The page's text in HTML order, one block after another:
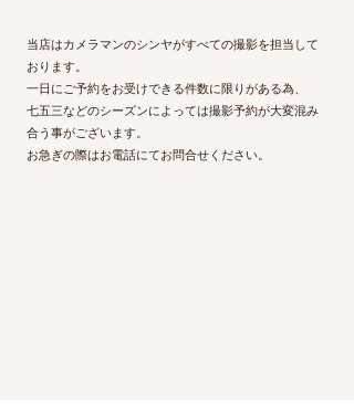
当店はカメラマンのシンヤがすべての撮影を担当して
おります。
一日にご予約をお受けできる件数に限りがある為、
七五三などのシーズンによっては撮影予約が大変混み
合う事がございます。
お急ぎの際はお電話にてお問合せください。